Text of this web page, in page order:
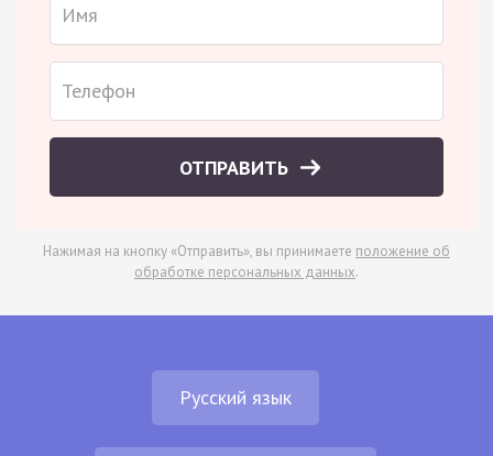
ОТПРАВИТЬ
Нажимая на кнопку «Отправить», вы принимаете положение об
обработке персональных данных.
Русский язык